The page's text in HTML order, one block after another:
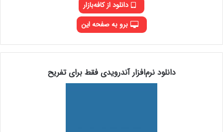
دانلود از کافه‌بازار
برو به صفحه این
دانلود نرم‌افزار آندرویدی فقط برای تفریح